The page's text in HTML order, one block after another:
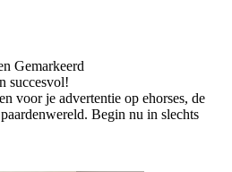
Gemarkeerd
succesvol!
voor je advertentie op ehorses, de
Begin nu in slechts